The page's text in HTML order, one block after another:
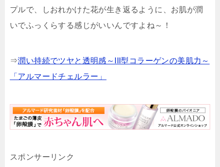
プルで、しおれかけた花が生き返るように、お肌が潤
いでふっくらする感じがいいんですよね～！
⇒潤い持続でツヤと透明感～III型コラーゲンの美肌力～
「アルマードチェルラー」
スポンサーリンク